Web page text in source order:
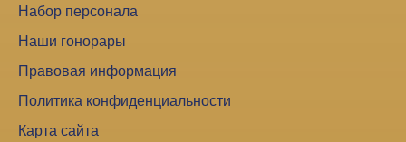
Набор персонала
Наши гонорары
Правовая информация
Политика конфиденциальности
Карта сайта